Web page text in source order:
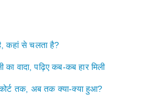
कहां से चलता है?
का वादा, पढ़िए कब-कब हार मिली
तक, अब तक क्या-क्या हुआ?